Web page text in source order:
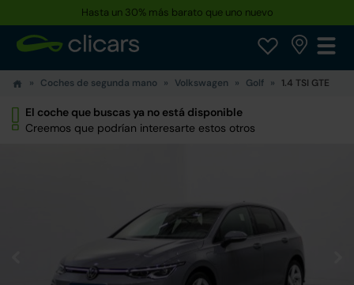
Hasta un 30% más barato que uno nuevo
Coches de segunda mano Volkswagen Golf 1.4 TSI GTE
El coche que buscas ya no está disponible
Creemos que podrían interesarte estos otros